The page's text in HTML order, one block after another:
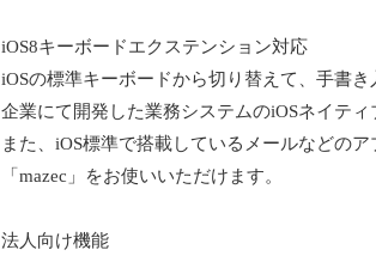
iOS8キーボードエクステンション対応
iOSの標準キーボードから切り替えて、手書
企業にて開発した業務システムのiOSネイティ
また、iOS標準で搭載しているメールなどの
「mazec」をお使いいただけます。
法人向け機能